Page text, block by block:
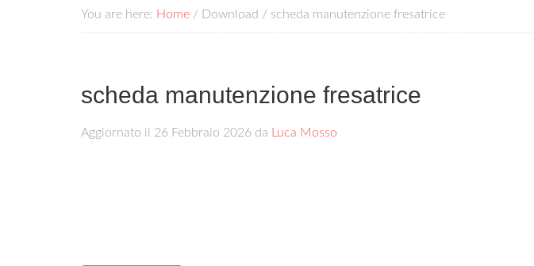
You are here: Home / Download / scheda manutenzione fresatrice​
scheda manutenzione fresatrice​
Aggiornato il 26 Febbraio 2026 da Luca Mosso